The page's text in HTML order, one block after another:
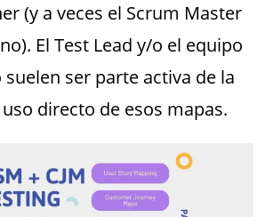
(y a veces el Scrum Master
El Test Lead y/o el equipo
ser parte activa de la
directo de esos mapas.